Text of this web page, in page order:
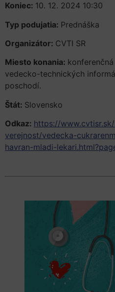
Koniec: 10. 12. 2024 10:30
Typ podujatia: Prednáška
Organizátor: CVTI SR
Miesto konania:
vedecko-technických
poschodí.
Štát: Slovensko
Odkaz: https://
verejnost/vedecka-
havran-mladi-